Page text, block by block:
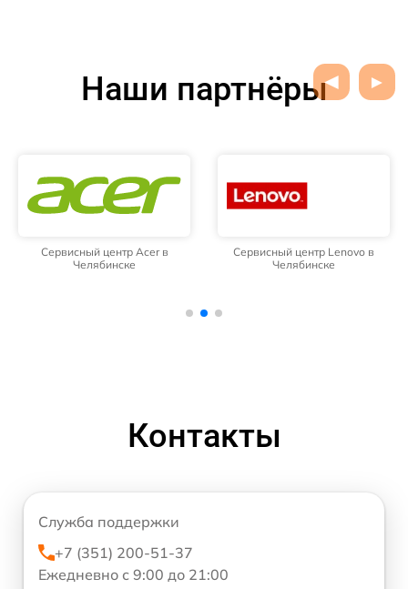
Наши партнёры
Сервисный центр Acer в
Челябинске
Сервисный центр Lenovo в
Челябинске
Контакты
Служба поддержки
+7 (351) 200-51-37
Ежедневно с 9:00 до 21:00